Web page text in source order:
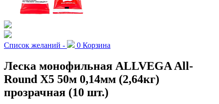
Список желаний - 0 Корзина
Леска монофильная ALLVEGA All-
Round Х5 50м 0,14мм (2,64кг)
прозрачная (10 шт.)